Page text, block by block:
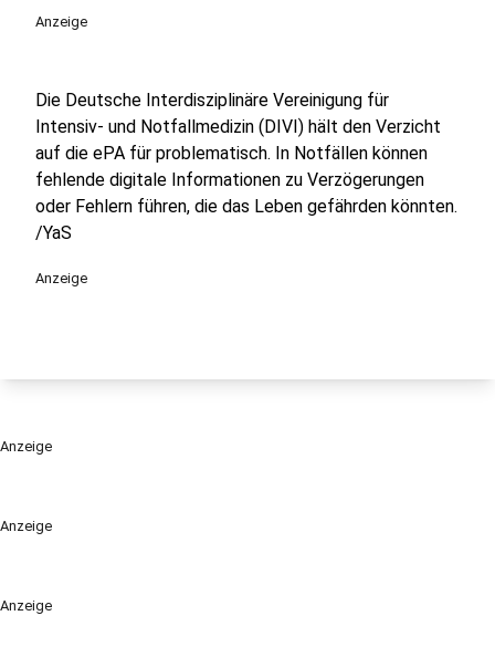
Anzeige
Anzeige
Anzeige
Die Deutsche Interdisziplinäre Vereinigung für
Intensiv- und Notfallmedizin (DIVI) hält den Verzicht
auf die ePA für problematisch. In Notfällen können
fehlende digitale Informationen zu Verzögerungen
oder Fehlern führen, die das Leben gefährden könnten.
/YaS
Anzeige
Anzeige